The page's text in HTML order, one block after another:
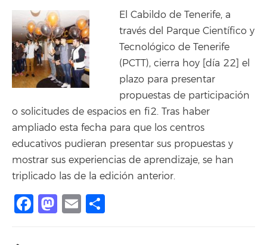
El Cabildo de Tenerife, a
través del Parque Científico y
Tecnológico de Tenerife
(PCTT), cierra hoy [día 22] el
plazo para presentar
propuestas de participación
o solicitudes de espacios en fi2. Tras haber
ampliado esta fecha para que los centros
educativos pudieran presentar sus propuestas y
mostrar sus experiencias de aprendizaje, se han
triplicado las de la edición anterior.
Facebook
Mastodon
Email